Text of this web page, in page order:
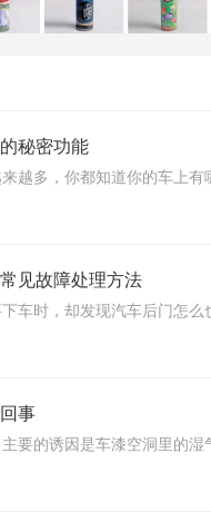
秘密功能
越多，你都知道你的车上
见故障处理方法
车时，却发现汽车后门怎
事
要的诱因是车漆空洞里的